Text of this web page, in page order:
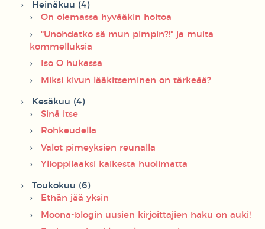
Heinäkuu (4)
On olemassa hyvääkin hoitoa
"Unohdatko sä mun pimpin?!" ja muita
kommelluksia
Iso O hukassa
Miksi kivun lääkitseminen on tärkeää?
Kesäkuu (4)
Sinä itse
Rohkeudella
Valot pimeyksien reunalla
Ylioppilaaksi kaikesta huolimatta
Toukokuu (6)
Ethän jää yksin
Moona-blogin uusien kirjoittajien haku on auki!